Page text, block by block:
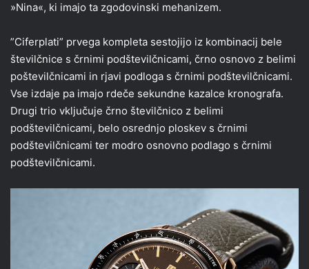
»Nina«, ki imajo ta zgodovinski mehanizem.
”Ciferplati” prvega kompleta sestojijo iz kombinacij bele
številčnice s črnimi podštevilčnicami, črno osnovo z belimi
poštevilčnicami in rjavi podloga s črnimi podštevilčnicami.
Vse izdaje pa imajo rdeče sekundne kazalce kronografa.
Drugi trio vključuje črno številčnico z belimi
podštevilčnicami, belo osrednjo ploskev s črnimi
podštevilčnicami ter modro osnovno podlago s črnimi
podštevilčnicami.